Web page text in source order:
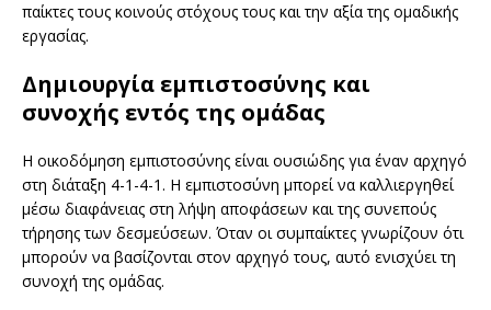
παίκτες τους κοινούς στόχους τους και την αξία της ομαδικής
εργασίας.
Δημιουργία εμπιστοσύνης και
συνοχής εντός της ομάδας
Η οικοδόμηση εμπιστοσύνης είναι ουσιώδης για έναν αρχηγό
στη διάταξη 4-1-4-1. Η εμπιστοσύνη μπορεί να καλλιεργηθεί
μέσω διαφάνειας στη λήψη αποφάσεων και της συνεπούς
τήρησης των δεσμεύσεων. Όταν οι συμπαίκτες γνωρίζουν ότι
μπορούν να βασίζονται στον αρχηγό τους, αυτό ενισχύει τη
συνοχή της ομάδας.